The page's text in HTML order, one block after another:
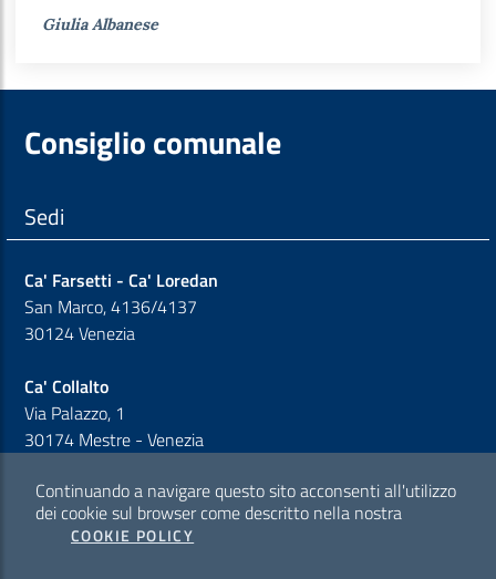
Giulia Albanese
Consiglio comunale
Sedi
Ca' Farsetti - Ca' Loredan
San Marco, 4136/4137
30124 Venezia
Ca' Collalto
Via Palazzo, 1
30174 Mestre - Venezia
Sezione Link Policy
Cookie policy
Continuando a navigare questo sito acconsenti all'utilizzo
dei cookie sul browser come descritto nella nostra
COOKIE POLICY